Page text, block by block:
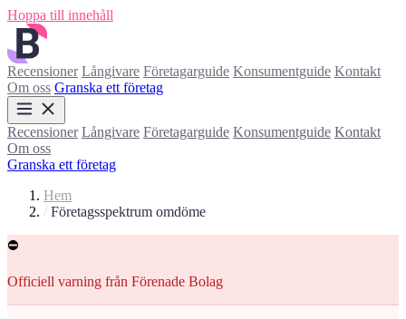
Hoppa till innehåll
Recensioner Långivare Företagarguide Konsumentguide Kontakt
Om oss Granska ett företag
Recensioner Långivare Företagarguide Konsumentguide Kontakt
Om oss
Granska ett företag
Hem
/ Företagsspektrum omdöme
⛔
Officiell varning från Förenade Bolag